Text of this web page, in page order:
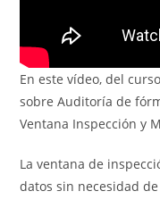
En este vídeo, del
sobre Auditoría de
Ventana Inspección y
La ventana de
datos sin necesidad